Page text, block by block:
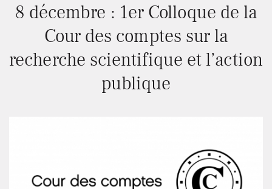
8 décembre : 1er Colloque de la
Cour des comptes sur la
recherche scientifique et l’action
publique